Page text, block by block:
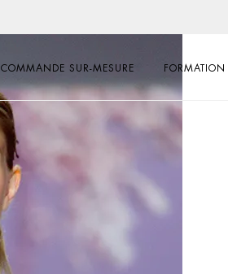
COMMANDE SUR-MESURE FORMATION